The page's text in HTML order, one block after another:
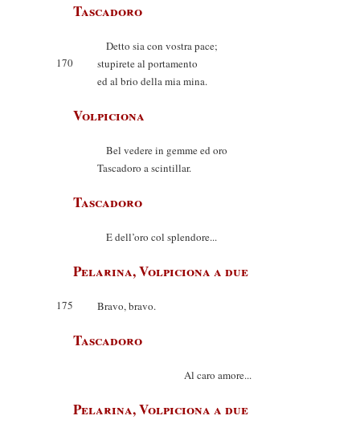
Tascadoro
Detto sia con vostra pace;
170
stupirete al portamento
ed al brio della mia mina.
Volpiciona
Bel vedere in gemme ed oro
Tascadoro a scintillar.
Tascadoro
E dell’oro col splendore...
Pelarina, Volpiciona a due
175 Bravo, bravo.
Tascadoro
Al caro amore...
Pelarina, Volpiciona a due